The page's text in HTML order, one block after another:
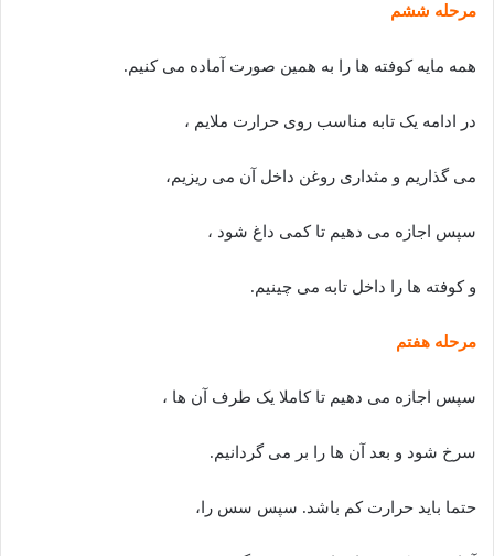
مرحله ششم
همه مایه کوفته ها را به همین صورت آماده می کنیم.
در ادامه یک تابه مناسب روی حرارت ملایم ،
می گذاریم و مثداری روغن داخل آن می ریزیم،
سپس اجازه می دهیم تا کمی داغ شود ،
و کوفته ها را داخل تابه می چینیم.
مرحله هفتم
سپس اجازه می دهیم تا کاملا یک طرف آن ها ،
سرخ شود و بعد آن ها را بر می گردانیم.
حتما باید حرارت کم باشد. سپس سس را،